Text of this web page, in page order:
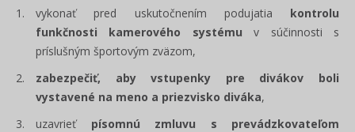
vykonať pred uskutočnením podujatia kontrolu
funkčnosti kamerového systému v súčinnosti s
príslušným športovým zväzom,
zabezpečiť, aby vstupenky pre divákov boli
vystavené na meno a priezvisko diváka,
uzavrieť písomnú zmluvu s prevádzkovateľom